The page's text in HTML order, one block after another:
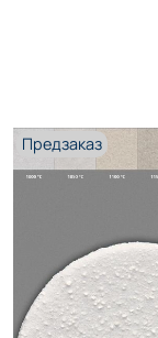
Предзаказ